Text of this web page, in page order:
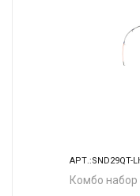
АРТ.:SND29QT-
Комбо